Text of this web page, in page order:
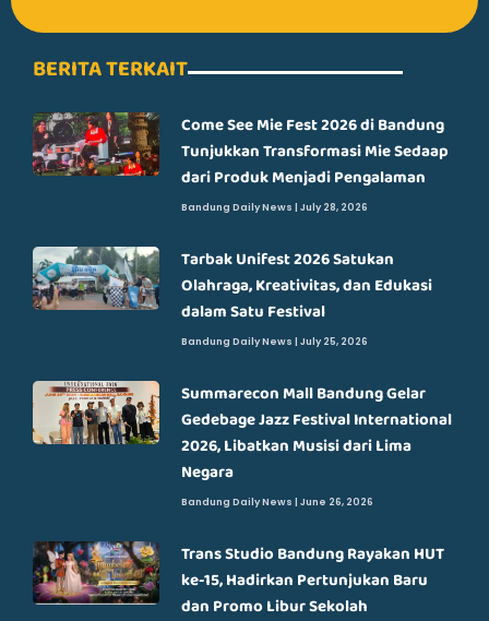
BERITA TERKAIT
Come See Mie Fest 2026 di Bandung
Tunjukkan Transformasi Mie Sedaap
dari Produk Menjadi Pengalaman
Bandung Daily News July 28, 2026
Tarbak Unifest 2026 Satukan
Olahraga, Kreativitas, dan Edukasi
dalam Satu Festival
Bandung Daily News July 25, 2026
Summarecon Mall Bandung Gelar
Gedebage Jazz Festival International
2026, Libatkan Musisi dari Lima
Negara
Bandung Daily News June 26, 2026
Trans Studio Bandung Rayakan HUT
ke-15, Hadirkan Pertunjukan Baru
dan Promo Libur Sekolah